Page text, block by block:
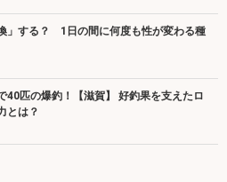
」する？ 1日の間に何度も性が変わる種
40匹の爆釣！【滋賀】 好釣果を支えたロ
とは？